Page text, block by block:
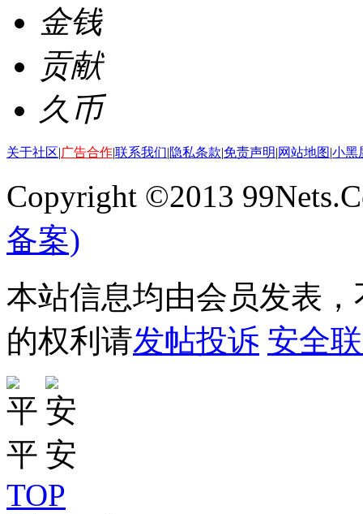
金钱
贡献
久币
关于社区|广告合作|联系我们|隐私条款|免责声明|网站地图|小黑
Copyright ©2013
备案)
本站信息均由会员发表
的权利请发帖投诉 安全
TOP